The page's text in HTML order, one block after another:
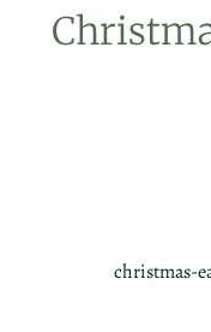
christmas-